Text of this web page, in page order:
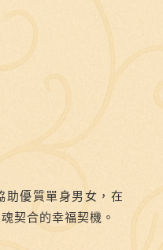
助優質單身男女，在
契合的幸福契機。